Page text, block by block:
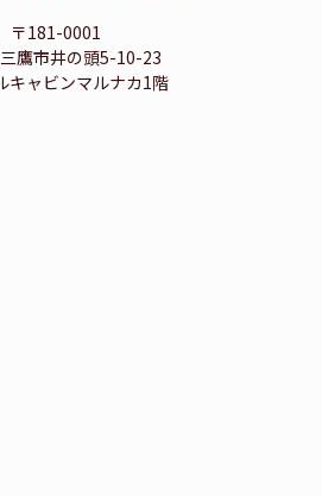
〒181-0001
鷹市井の頭5-10-23
キャビンマルナカ1階